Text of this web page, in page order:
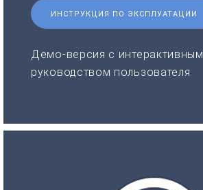
ИНСТРУКЦИЯ ПО ЭКСПЛУАТАЦИИ
Демо-версия с интерактивным
руководством пользователя